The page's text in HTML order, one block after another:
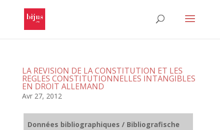
LA REVISION DE LA CONSTITUTION ET LES
REGLES CONSTITUTIONNELLES INTANGIBLES
EN DROIT ALLEMAND
Avr 27, 2012
Données bibliographiques / Bibliografische